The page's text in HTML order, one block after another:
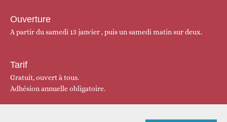
Ouverture
A partir du samedi 13 janvier , puis un samedi matin sur deux.
Tarif
Gratuit, ouvert à tous.
Adhésion annuelle obligatoire.